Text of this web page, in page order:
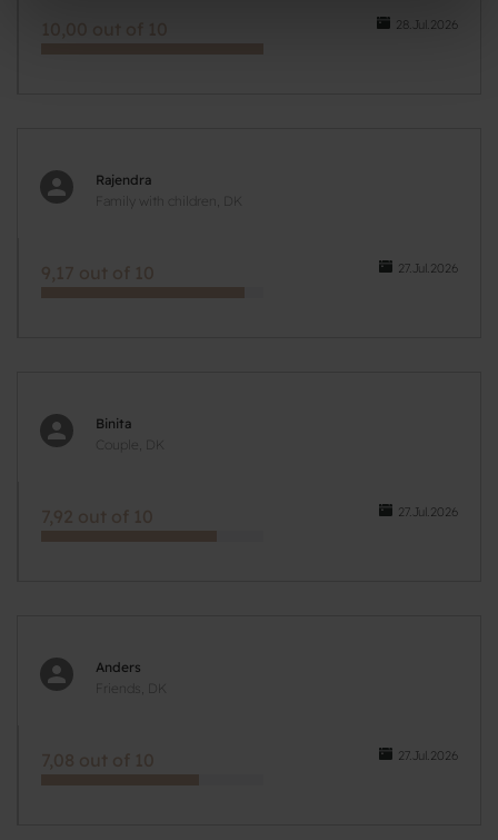
28.Jul.2026
Rajendra
Family with children, DK
27.Jul.2026
9,17 out of 10
Binita
Couple, DK
27.Jul.2026
7,92 out of 10
Anders
Friends, DK
27.Jul.2026
7,08 out of 10